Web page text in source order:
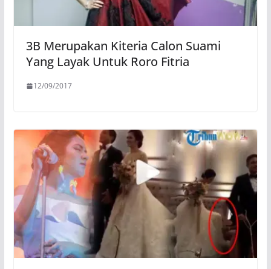
3B Merupakan Kiteria Calon Suami
Yang Layak Untuk Roro Fitria
12/09/2017